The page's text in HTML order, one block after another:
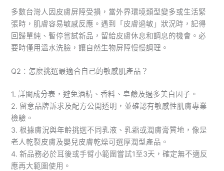
多數台灣人因皮膚屏障受損，當外界環境類型變多或生活緊
張時，肌膚容易敏感反應。遇到「皮膚過敏」狀況時，記得
回歸單純、暫停嘗試新品，留給皮膚休息和調息的機會。必
要時僅用溫水洗臉，讓自然生物屏障慢慢調理。
Q2：怎麼挑選最適合自己的敏感肌產品？
1. 詳閱成分表，避免酒精、香料、皂鹼及過多美白因子。
2. 留意品牌訴求及配方公開透明，並確認有敏感性肌膚專業
檢驗。
3. 根據膚況與年齡挑選不同乳液、乳霜或潤膚膏質地，像是
老人乾裂皮膚及嬰兒皮膚乾燥可選厚潤型產品。
4. 新品務必於耳後或手臂小範圍嘗試1至3天，確定無不適反
應再大範圍使用。